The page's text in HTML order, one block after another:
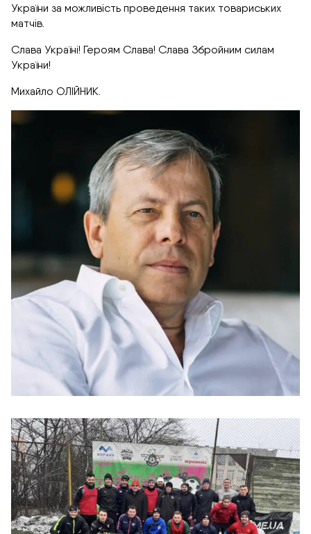
України за можливість проведення таких товариських
матчів.
Слава Україні! Героям Слава! Слава Збройним силам
України!
Михайло ОЛІЙНИК.